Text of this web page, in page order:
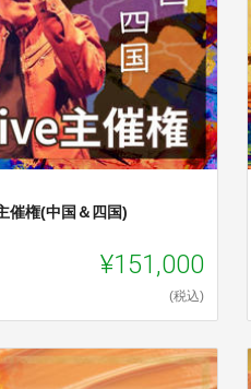
催権(中国＆四国)
¥151,000
(税込)